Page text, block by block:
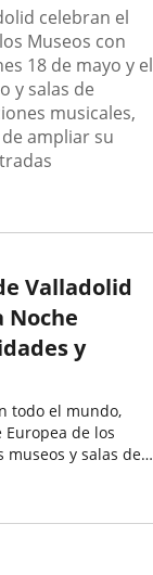
celebran el
Museos con
18 de mayo y el
y salas de
musicales,
ampliar su
Valladolid
Noche
y
todo el mundo,
de los
museos y salas de